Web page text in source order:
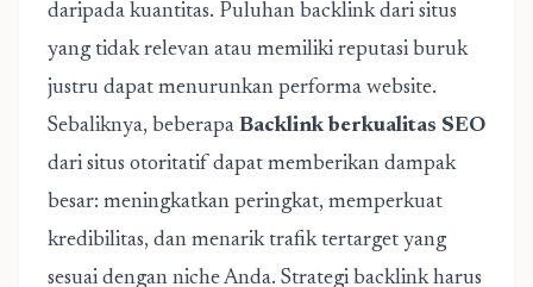
daripada kuantitas. Puluhan backlink dari situs
yang tidak relevan atau memiliki reputasi buruk
justru dapat menurunkan performa website.
Sebaliknya, beberapa Backlink berkualitas SEO
dari situs otoritatif dapat memberikan dampak
besar: meningkatkan peringkat, memperkuat
kredibilitas, dan menarik trafik tertarget yang
sesuai dengan niche Anda. Strategi backlink harus